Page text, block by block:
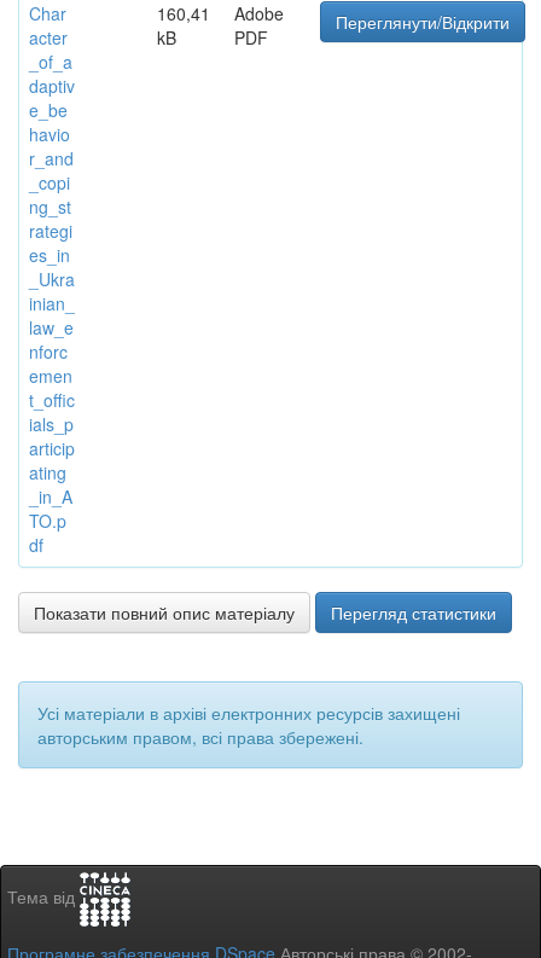
Char
acter
_of_a
daptiv
e_be
havio
r_and
_copi
ng_st
rategi
es_in
_Ukra
inian_
law_e
nforc
emen
t_offic
ials_p
articip
ating
_in_A
TO.p
df
160,41
kB
Adobe
PDF
Переглянути/Відкрити
Показати повний опис матеріалу Перегляд статистики
Усі матеріали в архіві електронних ресурсів захищені
авторським правом, всі права збережені.
Тема від
Програмне забезпечення DSpace Авторські права © 2002-